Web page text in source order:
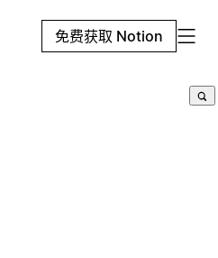
免费获取 Notion